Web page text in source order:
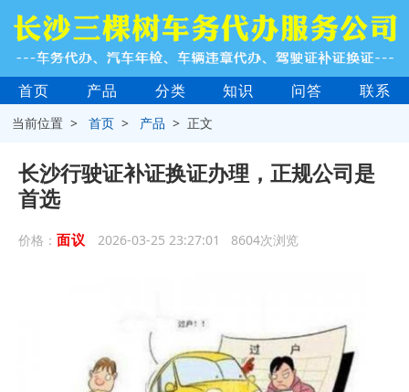
首页 产品 分类 知识 问答 联系
当前位置 >首页 > 产品 > 正文
长沙行驶证补证换证办理，正规公司是
首选
价格： 面议 2026-03-25 23:27:01 8604次浏览